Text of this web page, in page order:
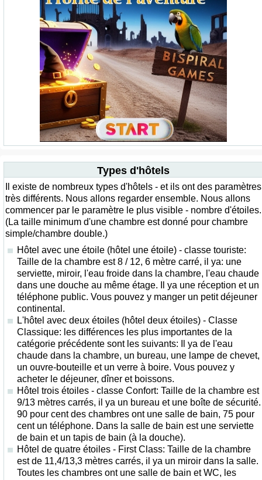
Types d'hôtels
Il existe de nombreux types d'hôtels - et ils ont des paramètres
très différents. Nous allons regarder ensemble. Nous allons
commencer par le paramètre le plus visible - nombre d'étoiles.
(La taille minimum d'une chambre est donné pour chambre
simple/chambre double.)
Hôtel avec une étoile (hôtel une étoile) - classe touriste:
Taille de la chambre est 8 / 12, 6 mètre carré, il ya: une
serviette, miroir, l'eau froide dans la chambre, l'eau chaude
dans une douche au même étage. Il ya une réception et un
téléphone public. Vous pouvez y manger un petit déjeuner
continental.
L'hôtel avec deux étoiles (hôtel deux étoiles) - Classe
Classique: les différences les plus importantes de la
catégorie précédente sont les suivants: Il ya de l'eau
chaude dans la chambre, un bureau, une lampe de chevet,
un ouvre-bouteille et un verre à boire. Vous pouvez y
acheter le déjeuner, dîner et boissons.
Hôtel trois étoiles - classe Confort: Taille de la chambre est
9/13 mètres carrés, il ya un bureau et une boîte de sécurité.
90 pour cent des chambres ont une salle de bain, 75 pour
cent un téléphone. Dans la salle de bain est une serviette
de bain et un tapis de bain (à la douche).
Hôtel de quatre étoiles - First Class: Taille de la chambre
est de 11,4/13,3 mètres carrés, il ya un miroir dans la salle.
Toutes les chambres ont une salle de bain et WC, les